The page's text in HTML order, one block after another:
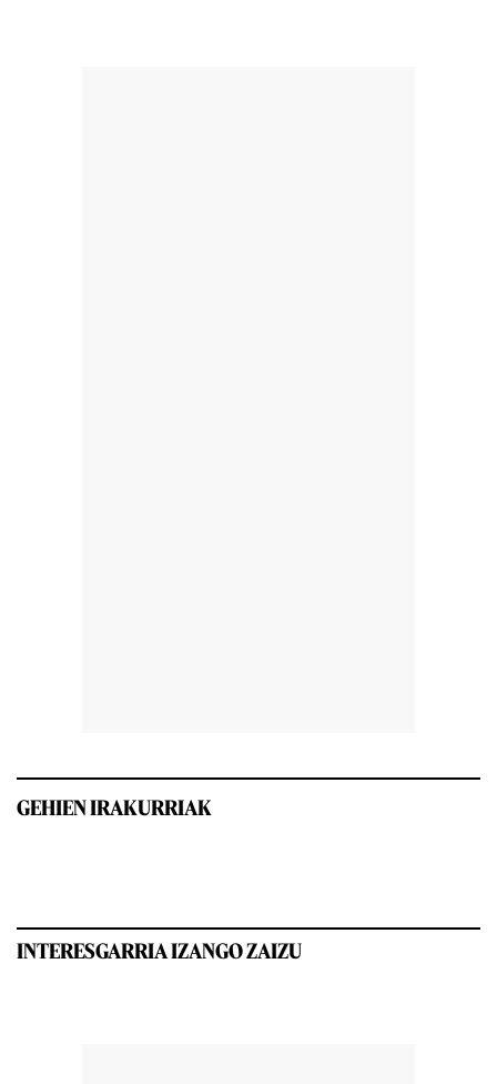
GEHIEN IRAKURRIAK
INTERESGARRIA IZANGO ZAIZU